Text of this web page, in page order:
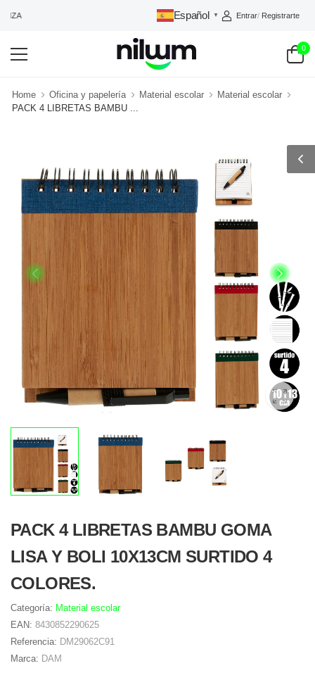
Español ▼ Entrar/ Registrarte
0
Home Oficina y papelería Material escolar
Material escolar
PACK 4 LIBRETAS BAMBU ...
PACK 4 LIBRETAS BAMBU GOMA
LISA Y BOLI 10X13CM SURTIDO 4
COLORES.
Categoría: Material escolar
EAN: 8430852290625
Referencia: DM29062C91
Marca: DAM